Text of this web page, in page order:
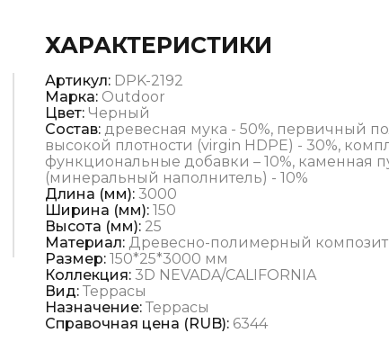
ХАРАКТЕРИСТИКИ
Артикул: DPK-2192
Марка: Outdoor
Цвет: Черный
Состав: древесная мука - 50%, первичный
высокой плотности (virgin HDPE) - 30%,
функциональные добавки – 10%, каменная
(минеральный наполнитель) - 10%
Длина (мм): 3000
Ширина (мм): 150
Высота (мм): 25
Материал: Древесно-полимерный композит
Размер: 150*25*3000 мм
Коллекция: 3D NEVADA/CALIFORNIA
Вид: Террасы
Назначение: Террасы
Справочная цена (RUB): 6344